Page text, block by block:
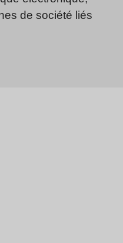
de société liés